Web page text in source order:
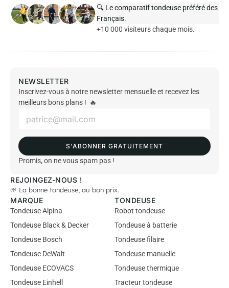
🔍 Le comparatif tondeuse préféré des
Français.
+10 000 visiteurs chaque mois.
NEWSLETTER
Inscrivez-vous à notre newsletter mensuelle et recevez les
meilleurs bons plans ! 🔥
i
l
*
S'ABONNER GRATUITEMENT
Promis, on ne vous spam pas !
REJOINGEZ-NOUS !
🌱 La bonne tondeuse, au bon prix.
MARQUE
Tondeuse Alpina
Tondeuse Black & Decker
Tondeuse Bosch
Tondeuse DeWalt
Tondeuse ECOVACS
Tondeuse Einhell
TONDEUSE
Robot tondeuse
Tondeuse à batterie
Tondeuse filaire
Tondeuse manuelle
Tondeuse thermique
Tracteur tondeuse